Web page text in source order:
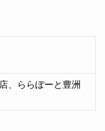
、ららぽーと豊洲